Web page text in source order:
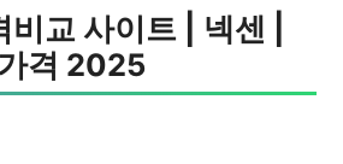
교 사이트 | 넥센 |
격 2025